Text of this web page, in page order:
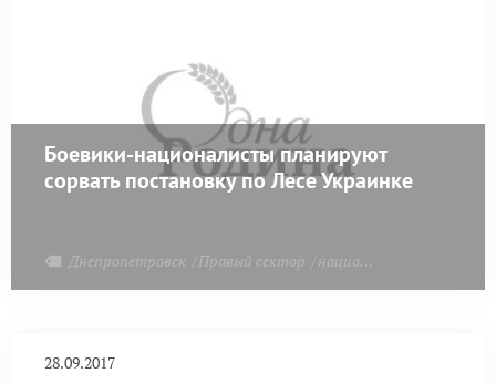
Боевики-националисты планируют
сорвать постановку по Лесе Украинке
Днепропетровск Правый сектор националисты
28.09.2017